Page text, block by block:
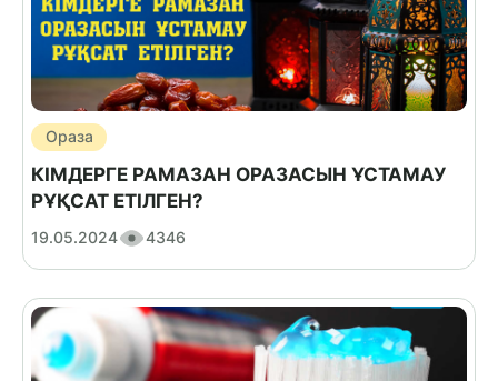
Ораза
КІМДЕРГЕ РАМАЗАН ОРАЗАСЫН ҰСТАМАУ
РҰҚСАТ ЕТІЛГЕН?
19.05.2024 4346